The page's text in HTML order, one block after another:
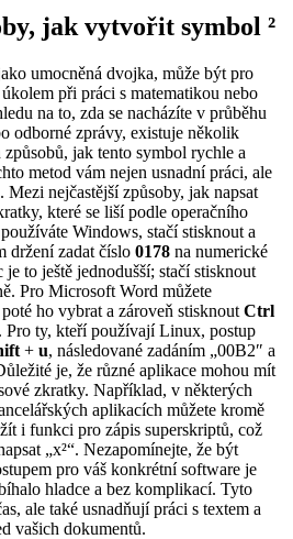
jak vytvořit symbol ²
umocněná dvojka, může být pro
při práci s matematikou nebo
na to, zda se nacházíte v průběhu
odborné zprávy, existuje několik
jak tento symbol rychle a
metod vám nejen usnadní práci, ale
nejčastější způsoby, jak napsat
které se liší podle operačního
Windows, stačí stisknout a
držení zadat číslo 0178 na numerické
to ještě jednodušší; stačí stisknout
Pro Microsoft Word můžete
ho vybrat a zároveň stisknout Ctrl
Pro ty, kteří používají Linux, postup
+ u, následované zadáním „00B2″ a
je, že různé aplikace mohou mít
zkratky. Například, v některých
aplikacích můžete kromě
i funkci pro zápis superskriptů, což
„x²“. Nezapomínejte, že být
pro váš konkrétní software je
hladce a bez komplikací. Tyto
ale také usnadňují práci s textem a
vašich dokumentů.